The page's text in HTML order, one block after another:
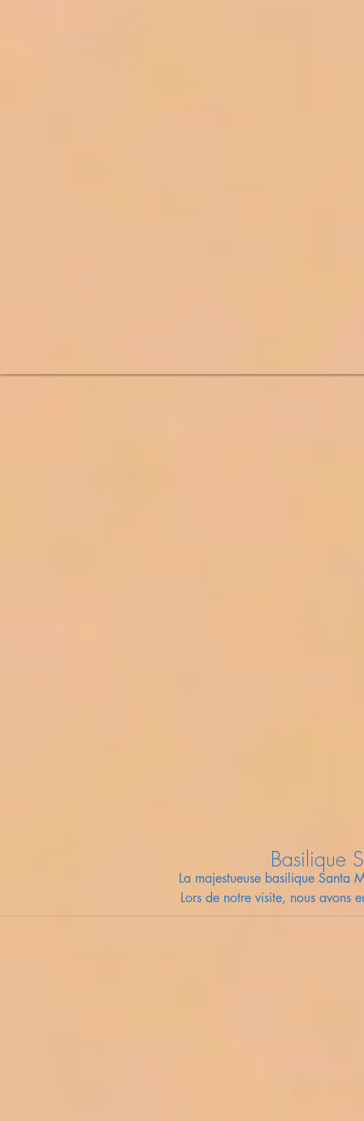
Basilique
La majestueuse basilique
Lors de notre visite, nous